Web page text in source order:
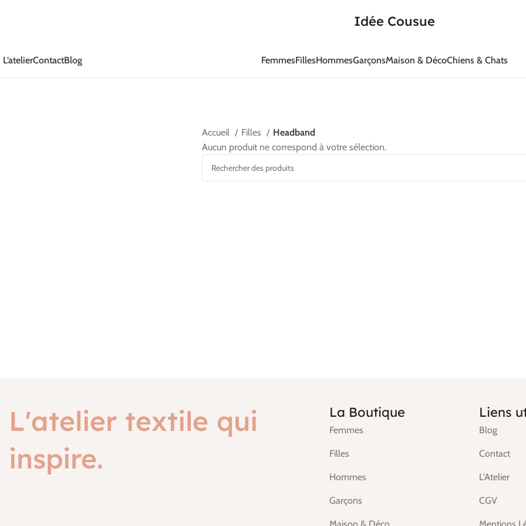
Idée Cousue
L’atelierContactBlog FemmesFillesHommesGarçonsMaison & DécoChiens & Chats
Accueil Filles
Headband
Aucun produit ne correspond à votre sélection.
L'atelier textile qui
inspire.
La Boutique
Femmes
Filles
Hommes
Garçons
Liens
Blog
Contact
L'Atelier
CGV